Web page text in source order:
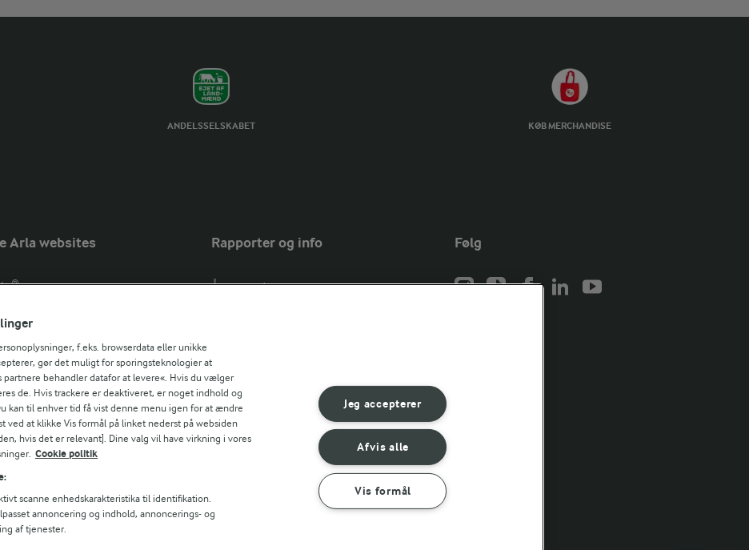
ANDELSSELSKABET KØB MERCHANDISE
Arla websites
other countries
Rapporter og info
Årsrapport
Arla Foods
Fødevarestyrelsens smiley-rapporter for
Jörd
Fødevarestyrelsens smiley-rapporter for
Lurpak PB
Følg
f.eks. browserdata eller unikke
gør det muligt for sporingsteknologier at
behandler datafor at levere«. Hvis du vælger
de. Hvis trackere er deaktiveret, er noget indhold og
kan til enhver tid få vist denne menu igen for at ændre
at klikke Vis formål på linket nederst på websiden
hvis det er relevant]. Dine valg vil have virkning i vores
Cookie politik
scanne enhedskarakteristika til identifikation.
annoncering og indhold, annoncerings- og
af tjenester.
Jeg accepterer
Afvis alle
Vis formål